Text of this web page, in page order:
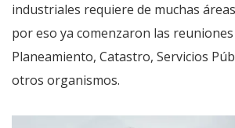
industriales requiere de muchas
por eso ya comenzaron las
Planeamiento, Catastro, Servicios
otros organismos.